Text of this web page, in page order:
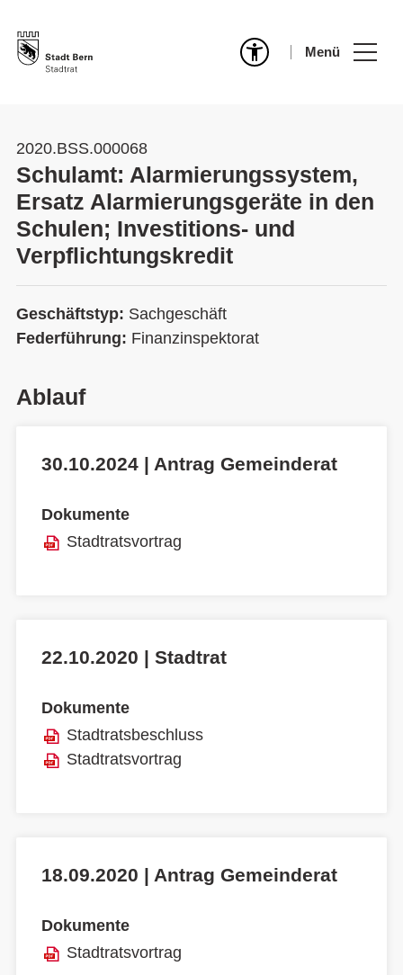
Menü
2020.BSS.000068
Schulamt: Alarmierungssystem,
Ersatz Alarmierungsgeräte in den
Schulen; Investitions- und
Verpflichtungskredit
Geschäftstyp: Sachgeschäft
Federführung: Finanzinspektorat
Ablauf
30.10.2024 | Antrag Gemeinderat
Dokumente
Stadtratsvortrag
22.10.2020 | Stadtrat
Dokumente
Stadtratsbeschluss
Stadtratsvortrag
18.09.2020 | Antrag Gemeinderat
Dokumente
Stadtratsvortrag